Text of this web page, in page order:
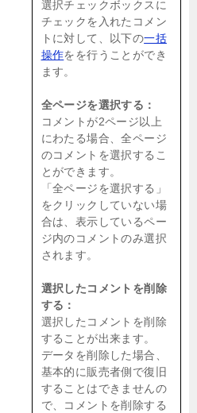
選択チェックボックスに
チェックを入れたコメン
トに対して、以下の一括
操作をを行うことができ
ます。
全ページを選択する：
コメントが2ページ以上
にわたる場合、全ページ
のコメントを選択するこ
とができます。
「全ページを選択する」
をクリックしていない場
合は、表示しているペー
ジ内のコメントのみ選択
されます。
選択したコメントを削除
する：
選択したコメントを削除
することが出来ます。
データを削除した場合、
基本的に販売者側で復旧
することはできませんの
で、コメントを削除する